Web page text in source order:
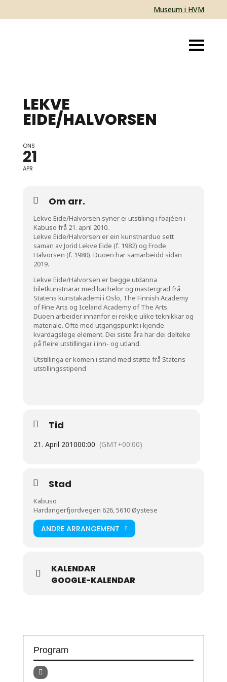
Museum i HVM
LEKVE
EIDE/HALVORSEN
ONS
21
APR
Om arr.
Lekve Eide/Halvorsen syner ei utstiliing i foajéen i
Kabuso frå 21. april 2010.
Lekve Eide/Halvorsen er ein kunstnarduo sett
saman av Jorid Lekve Eide (f. 1982) og Frode
Halvorsen (f. 1980). Duoen har samarbeidd sidan
2019.
Lekve Eide/Halvorsen er begge utdanna
biletkunstnarar med bachelor og mastergrad frå
Statens kunstakademi i Oslo, The Finnish Academy
of Fine Arts og Iceland Academy of The Arts.
Duoen arbeider innanfor ei rekkje ulike teknikkar og
materiale. Ofte med utgangspunkt i kjende
kvardagslege element. Dei siste åra har dei delteke
på fleire utstillingar i inn- og utland.
Utstillinga er komen i stand med støtte frå Statens
utstillingsstipend
Tid
21. April 201000:00 (GMT+00:00)
Stad
Kabuso
Hardangerfjordvegen 626, 5610 Øystese
ANDRE ARRANGEMENT
KALENDAR
GOOGLE-KALENDAR
Program